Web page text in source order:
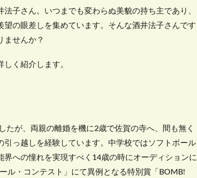
子さん。いつまでも変わらぬ美貌の持ち主であり、
の眼差しを集めています。そんな酒井法子さんです
ませんか？
く紹介します。
が、両親の離婚を機に2歳で佐賀の寺へ、間も無く
っ越しを経験しています。中学校ではソフトボール
への憧れを実現すべく14歳の時にオーディションに
ル・コンテスト」にて異例となる特別賞「BOMB!